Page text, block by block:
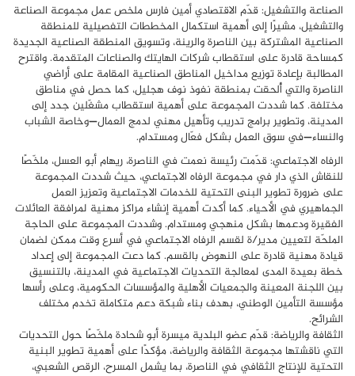
الصناعة والتشغيل: قدّم الاقتصادي أمين فارس ملخص عمل مجموعة الصناعة
والتشغيل، مشيرًا إلى أهمية استكمال المخططات التفصيلية للمنطقة
الصناعية المشتركة بين الناصرة والرينة، وتسويق المنطقة الصناعية الجديدة
كمساحة قادرة على استقطاب شركات الهايتك والصناعات المتقدمة. واقترح
المطالبة بإعادة توزيع مداخيل المناطق الصناعية المقامة على أراضي
الناصرة والتي أُلحقت بمنطقة نفوذ نوف هجليل، كما حصل في مناطق
مختلفة. كما شددت المجموعة على أهمية استقطاب مشغّلين جدد إلى
المدينة، وتطوير برامج تدريب وتأهيل مهني لدمج العمال—وخاصة الشباب
والنساء—في سوق العمل بشكل فعّال ومستدام.
الرفاه الاجتماعي: قدّمت رئيسة نعمت في الناصرة، ريهام أبو العسل، ملخّصًا
للنقاش الذي دار في مجموعة الرفاه الاجتماعي، حيث شددت المجموعة
على ضرورة تطوير البنى التحتية للخدمات الاجتماعية وتعزيز العمل
الجماهيري في الأحياء. كما أكدت أهمية إنشاء مراكز مهنية لمرافقة العائلات
الفقيرة ودعمها بشكل منهجي ومستدام. وشددت المجموعة على الحاجة
الملحّة لتعيين مدير/ة لقسم الرفاه الاجتماعي في أسرع وقت ممكن لضمان
قيادة مهنية قادرة على النهوض بالقسم. كما دعت المجموعة إلى إعداد
خطة بعيدة المدى لمعالجة التحديات الاجتماعية في المدينة، بالتنسيق
بين اللجنة المعينة والجمعيات الأهلية والمؤسسات الحكومية، وعلى رأسها
مؤسسة التأمين الوطني، بهدف بناء شبكة دعم متكاملة تخدم مختلف
الشرائح.
الثقافة والرياضة: قدّم عضو البلدية ميسرة أبو شحادة ملخّصًا حول التحديات
التي ناقشتها مجموعة الثقافة والرياضة، مؤكدًا على أهمية تطوير البنية
التحتية للإنتاج الثقافي في الناصرة، بما يشمل المسرح، الرقص الشعبي،